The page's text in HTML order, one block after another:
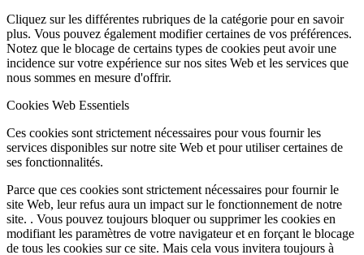
Cliquez sur les différentes rubriques de la catégorie pour en savoir
plus. Vous pouvez également modifier certaines de vos préférences.
Notez que le blocage de certains types de cookies peut avoir une
incidence sur votre expérience sur nos sites Web et les services que
nous sommes en mesure d'offrir.
Cookies Web Essentiels
Ces cookies sont strictement nécessaires pour vous fournir les
services disponibles sur notre site Web et pour utiliser certaines de
ses fonctionnalités.
Parce que ces cookies sont strictement nécessaires pour fournir le
site Web, leur refus aura un impact sur le fonctionnement de notre
site. . Vous pouvez toujours bloquer ou supprimer les cookies en
modifiant les paramètres de votre navigateur et en forçant le blocage
de tous les cookies sur ce site. Mais cela vous invitera toujours à